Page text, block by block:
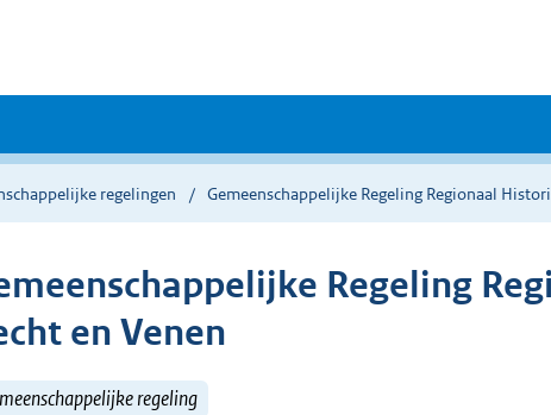
regelingen Gemeenschappelijke Regeling Regionaal
Regeling
en Venen
regeling